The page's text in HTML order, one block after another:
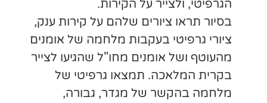
קירות ענק,
של אומנים
שהגיעו לצייר
של
גבורה,